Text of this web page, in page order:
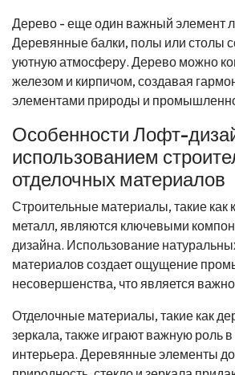
Дерево - еще один важный элемент
Деревянные балки, полы или столы
уютную атмосферу. Дерево можно
железом и кирпичом, создавая
элементами природы и
Особенности Лофт-
использованием
отделочных материалов
Строительные материалы, такие как
металл, являются ключевыми
дизайна. Использование
материалов создает ощущение
несовершенства, что является
Отделочные материалы, такие как
зеркала, также играют важную роль
интерьера. Деревянные элементы